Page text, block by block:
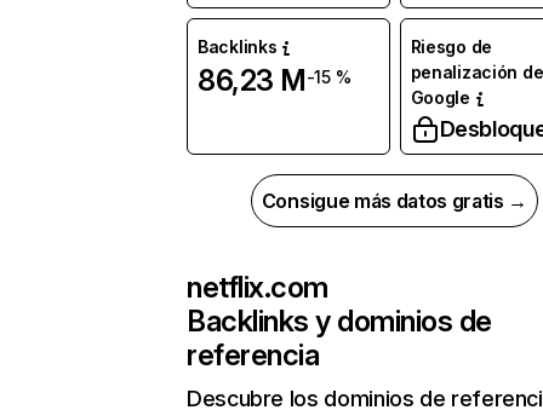
Backlinks
86,23 M-15 %
Riesgo de
penalización de
Google
Consigue más datos gratis →
netflix.com
Backlinks y dominios de
referencia
Descubre los dominios de